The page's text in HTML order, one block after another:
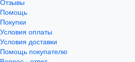
Отзывы
Помощь
Покупки
Условия оплаты
Условия доставки
Помощь покупателю